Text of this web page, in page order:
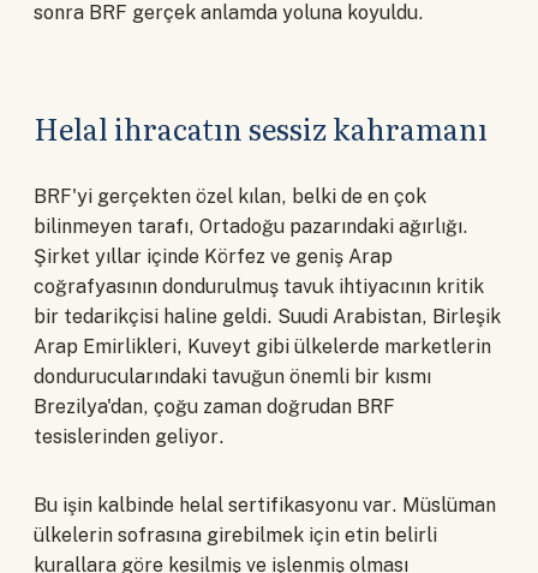
sonra BRF gerçek anlamda yoluna koyuldu.
Helal ihracatın sessiz kahramanı
BRF'yi gerçekten özel kılan, belki de en çok
bilinmeyen tarafı, Ortadoğu pazarındaki ağırlığı.
Şirket yıllar içinde Körfez ve geniş Arap
coğrafyasının dondurulmuş tavuk ihtiyacının kritik
bir tedarikçisi haline geldi. Suudi Arabistan, Birleşik
Arap Emirlikleri, Kuveyt gibi ülkelerde marketlerin
dondurucularındaki tavuğun önemli bir kısmı
Brezilya'dan, çoğu zaman doğrudan BRF
tesislerinden geliyor.
Bu işin kalbinde helal sertifikasyonu var. Müslüman
ülkelerin sofrasına girebilmek için etin belirli
kurallara göre kesilmiş ve işlenmiş olması